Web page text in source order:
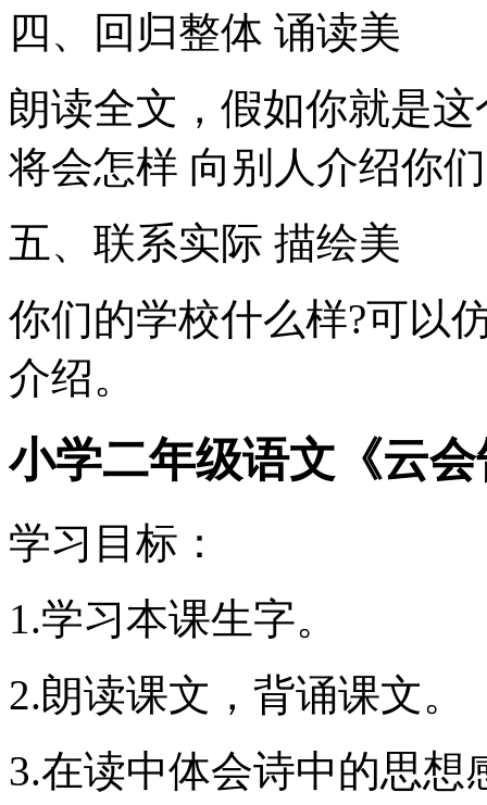
四、回归整体 诵读美
朗读全文，假如你就是
将会怎样 向别人介绍你
五、联系实际 描绘美
你们的学校什么样?可以
介绍。
小学二年级语文《云
学习目标：
1.学习本课生字。
2.朗读课文，背诵课文。
3.在读中体会诗中的思想